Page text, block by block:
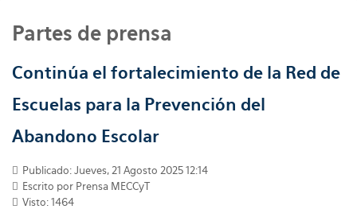
Partes de prensa
Continúa el fortalecimiento de la Red de
Escuelas para la Prevención del
Abandono Escolar
Publicado: Jueves, 21 Agosto 2025 12:14
Escrito por Prensa MECCyT
Visto: 1464